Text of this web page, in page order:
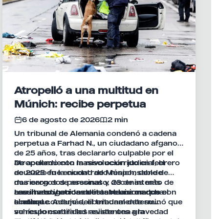
Atropelló a una multitud en
Múnich: recibe perpetua
6 de agosto de 2026
2 min
Un tribunal de Alemania condenó a cadena
perpetua a Farhad N., un ciudadano afgano
de 25 años, tras declararlo culpable por el
atropellamiento masivo ocurrido en febrero
de 2025 en la ciudad de Múnich, donde
murieron dos personas y decenas más
resultaron heridas durante una marcha
sindical.
De acuerdo con la resolución judicial, el
acusado fue encontrado responsable de
dos cargos de asesinato, 23 de intento de
asesinato y otros delitos relacionados con
el ataque. Además, el tribunal determinó que
su responsabilidad reviste una gravedad
Las investigaciones establecieron que el
hombre condujo deliberadamente su
vehículo contra los asistentes a la